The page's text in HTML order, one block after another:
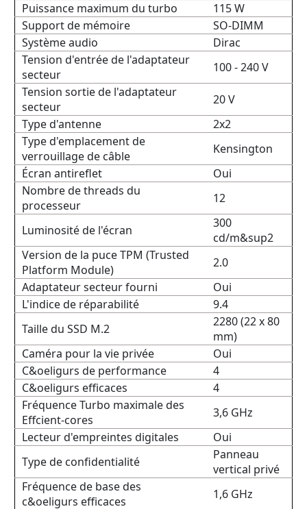
Puissance maximum du turbo
115 W
Support de mémoire
SO-DIMM
Système audio
Dirac
Tension d'entrée de l'adaptateur
secteur
100 - 240 V
Tension sortie de l'adaptateur
secteur
20 V
Type d'antenne
2x2
Type d'emplacement de
verrouillage de câble
Kensington
Écran antireflet
Oui
Nombre de threads du
processeur
12
Luminosité de l'écran
300
cd/m&sup2
Version de la puce TPM (Trusted
Platform Module)
2.0
Adaptateur secteur fourni
Oui
L'indice de réparabilité
9.4
Taille du SSD M.2
2280 (22 x 80
mm)
Caméra pour la vie privée
Oui
C&oeligurs de performance
4
C&oeligurs efficaces
4
Fréquence Turbo maximale des
Effcient-cores
3,6 GHz
Lecteur d'empreintes digitales
Oui
Type de confidentialité
Panneau
vertical privé
Fréquence de base des
c&oeligurs efficaces
1,6 GHz